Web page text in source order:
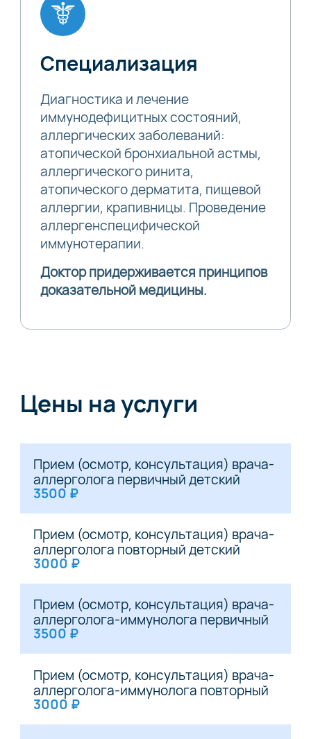
Специализация
Диагностика и лечение
иммунодефицитных состояний,
аллергических заболеваний:
атопической бронхиальной астмы,
аллергического ринита,
атопического дерматита, пищевой
аллергии, крапивницы. ‌Проведение
аллергенспецифической
иммунотерапии.
Доктор придерживается принципов
доказательной медицины.
Цены на услуги
Прием (осмотр, консультация) врача-
аллерголога первичный детский
3500 ₽
Прием (осмотр, консультация) врача-
аллерголога повторный детский
3000 ₽
Прием (осмотр, консультация) врача-
аллерголога-иммунолога первичный
3500 ₽
Прием (осмотр, консультация) врача-
аллерголога-иммунолога повторный
3000 ₽